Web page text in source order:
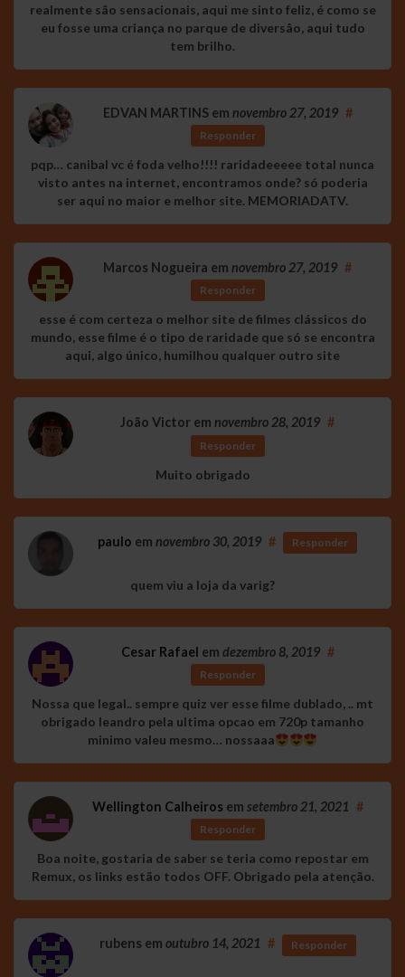
realmente sâo sensacionais, aqui me sinto feliz, é como se
eu fosse uma criança no parque de diversâo, aqui tudo
tem brilho.
EDVAN MARTINSem novembro 27, 2019 #
Responder
pqp… canibal vc é foda velho!!!! raridadeeeee total nunca
visto antes na internet, encontramos onde? só poderia
ser aqui no maior e melhor site. MEMORIADATV.
Marcos Nogueira em novembro 27, 2019 #
Responder
esse é com certeza o melhor site de filmes clássicos do
mundo, esse filme é o tipo de raridade que só se encontra
aqui, algo único, humilhou qualquer outro site
João Victor em novembro 28, 2019 #
Responder
Muito obrigado
paulo em novembro 30, 2019 # Responder
quem viu a loja da varig?
Cesar Rafael em dezembro 8, 2019 #
Responder
Nossa que legal.. sempre quiz ver esse filme dublado, .. mt
obrigado leandro pela ultima opcao em 720p tamanho
minimo valeu mesmo… nossaaa
Wellington Calheirosem setembro 21, 2021 #
Responder
Boa noite, gostaria de saber se teria como repostar em
Remux, os links estão todos OFF. Obrigado pela atenção.
rubens em outubro 14, 2021 # Responder